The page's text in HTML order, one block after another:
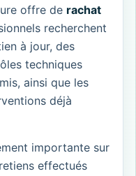
offre de rachat
recherchent
à jour, des
techniques
ainsi que les
déjà
importante sur
effectués